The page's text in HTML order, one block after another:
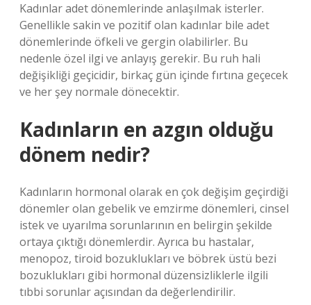
Kadınlar adet dönemlerinde anlaşılmak isterler.
Genellikle sakin ve pozitif olan kadınlar bile adet
dönemlerinde öfkeli ve gergin olabilirler. Bu
nedenle özel ilgi ve anlayış gerekir. Bu ruh hali
değişikliği geçicidir, birkaç gün içinde fırtına geçecek
ve her şey normale dönecektir.
Kadınların en azgın olduğu
dönem nedir?
Kadınların hormonal olarak en çok değişim geçirdiği
dönemler olan gebelik ve emzirme dönemleri, cinsel
istek ve uyarılma sorunlarının en belirgin şekilde
ortaya çıktığı dönemlerdir. Ayrıca bu hastalar,
menopoz, tiroid bozuklukları ve böbrek üstü bezi
bozuklukları gibi hormonal düzensizliklerle ilgili
tıbbi sorunlar açısından da değerlendirilir.